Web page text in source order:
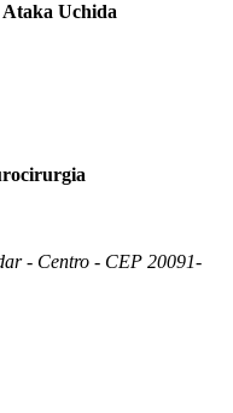
Uchida
- Centro - CEP 20091-